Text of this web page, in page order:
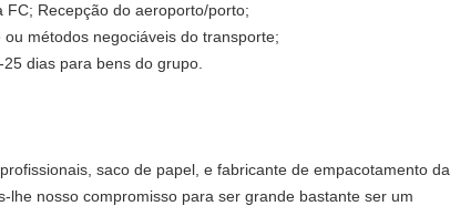
Recepção do aeroporto/porto;
métodos negociáveis do transporte;
dias para bens do grupo.
saco de papel, e fabricante de empacotamento da
nosso compromisso para ser grande bastante ser um